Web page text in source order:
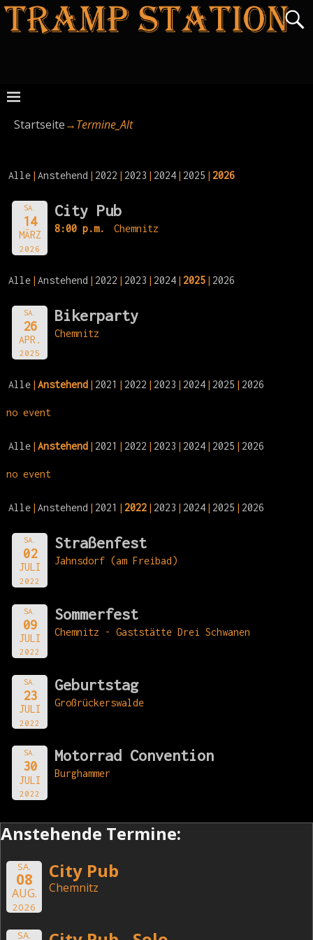
Startseite→Termine_Alt
Alle Anstehend 2022 2023 2024 2025 2026
SA.
14
MÄRZ
2026
City Pub
8:00 p.m. Chemnitz
Alle Anstehend 2022 2023 2024 2025 2026
SA.
26
APR.
2025
Bikerparty
Chemnitz
Alle Anstehend 2021 2022 2023 2024 2025 2026
no event
Alle Anstehend 2021 2022 2023 2024 2025 2026
no event
Alle Anstehend 2021 2022 2023 2024 2025 2026
SA.
02
JULI
2022
Straßenfest
Jahnsdorf (am Freibad)
SA.
09
JULI
2022
Sommerfest
Chemnitz - Gaststätte Drei Schwanen
SA.
23
JULI
2022
Geburtstag
Großrückerswalde
SA.
30
JULI
2022
Motorrad Convention
Burghammer
Anstehende Termine:
SA.
08
AUG.
2026
City Pub
Chemnitz
SA.